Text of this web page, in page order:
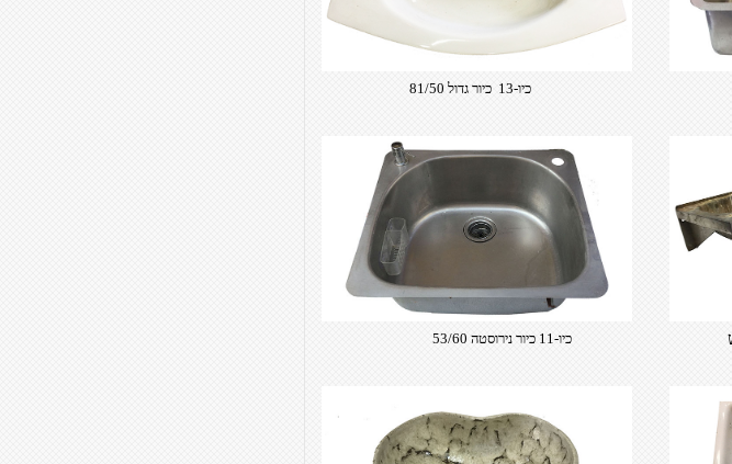
כיו-13 כיור גדול 81/50
​כיו-11 כיור נירוסטה 53/60